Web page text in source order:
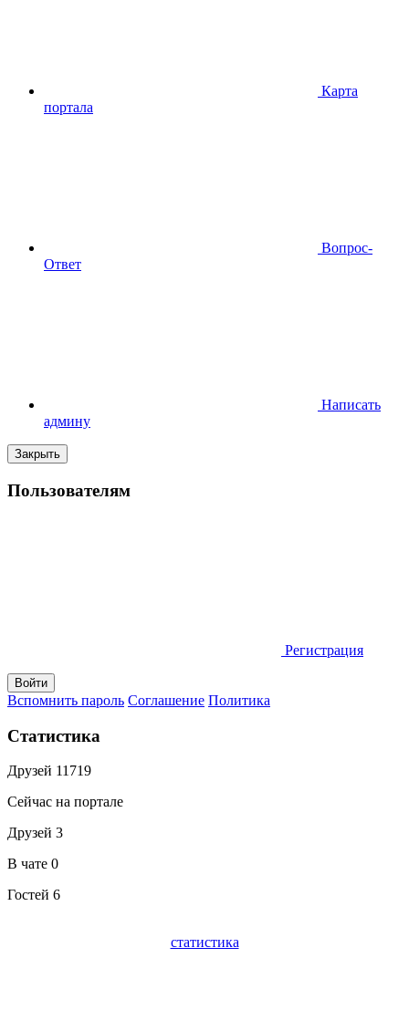
Карта
портала
Вопрос-
Ответ
Написать
админу
Закрыть
Пользователям
Регистрация
Вспомнить пароль Соглашение Политика
Статистика
Друзей 11719
Сейчас на портале
Друзей 3
В чате 0
Гостей 6
статистика